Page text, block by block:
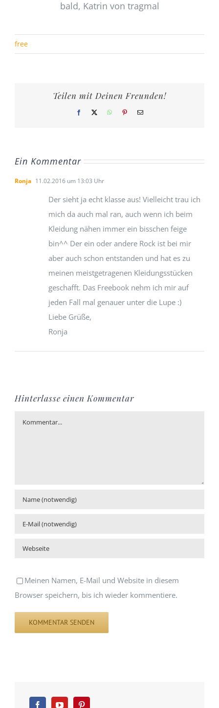
bald, Katrin von tragmal
free
Teilen mit Deinen Freunden!
Facebook WhatsAppPinterestE-
Ein Kommentar
Ronja 11.02.2016 um 13:03 Uhr
Der sieht ja echt klasse aus! Vielleicht trau ich
mich da auch mal ran, auch wenn ich beim
Kleidung nähen immer ein bisschen feige
bin^^ Der ein oder andere Rock ist bei mir
aber auch schon entstanden und hat es zu
meinen meistgetragenen Kleidungsstücken
geschafft. Das Freebook nehm ich mir auf
jeden Fall mal genauer unter die Lupe :)
Liebe Grüße,
Ronja
Hinterlasse einen Kommentar
Kommentar
Meinen Namen, E-Mail und Website in diesem
Browser speichern, bis ich wieder kommentiere.